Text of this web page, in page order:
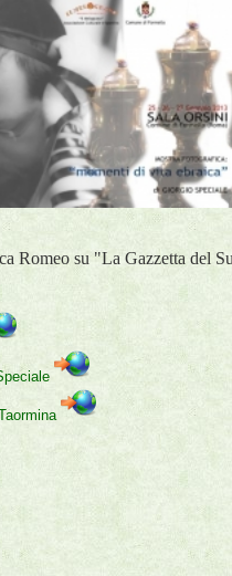
Romeo su "La Gazzetta del